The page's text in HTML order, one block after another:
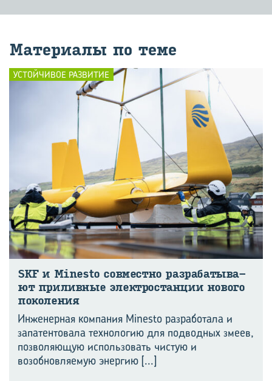
Ма­те­ри­а­лы по теме
УСТОЙЧИВОЕ РАЗВИТИЕ
SKF и Minesto сов­мест­но раз­ра­ба­ты­ва­
ют при­лив­ные элек­тро­стан­ции но­во­го
по­ко­ле­ния
Инженерная компания Minesto разработала и
запатентовала технологию для подводных змеев,
позволяющую использовать чистую и
возобновляемую энергию [...]